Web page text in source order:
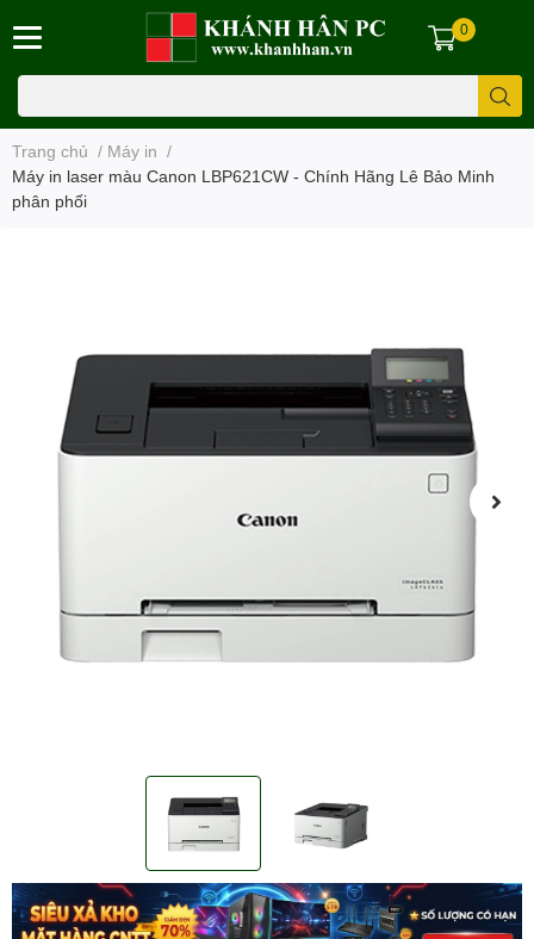
0
Trang chủ / Máy in /
Máy in laser màu Canon LBP621CW - Chính Hãng Lê Bảo Minh
phân phối